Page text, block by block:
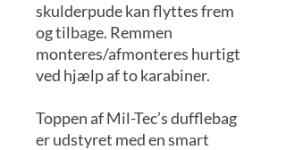
skulderpude kan flyttes frem
og tilbage. Remmen
monteres/afmonteres hurtigt
ved hjælp af to karabiner.
Toppen af Mil-Tec’s dufflebag
er udstyret med en smart